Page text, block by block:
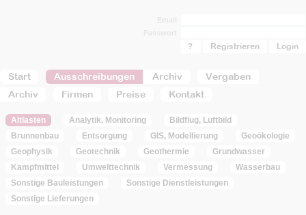
Start Ausschreibungen Archiv
Vergaben
Archiv
Firmen Preise Kontakt
? Registrieren
Altlasten Analytik, Monitoring
Bildflug, Luftbild
Brunnenbau
Entsorgung GIS, Modellierung
Geoökologie
Geophysik
Geotechnik Geothermie
Grundwasser
Kampfmittel
Umwelttechnik Vermessung
Wasserbau
Sonstige Bauleistungen
Sonstige Dienstleistungen
Sonstige Lieferungen